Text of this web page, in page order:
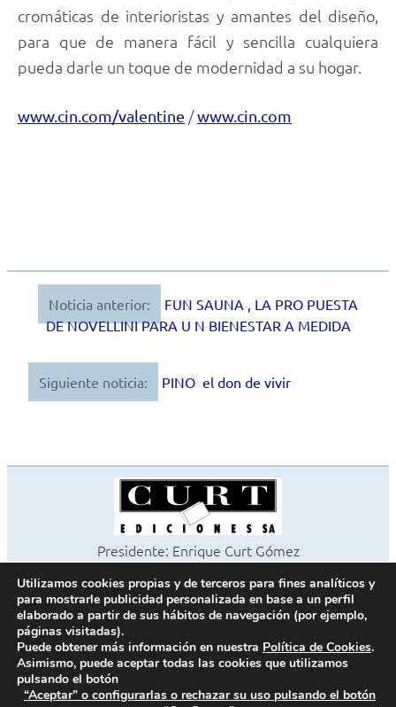
cromáticas de interioristas y amantes del diseño,
para que de manera fácil y sencilla cualquiera
pueda darle un toque de modernidad a su hogar.
www.cin.com/valentine /www.cin.com
Navegación
entradas
Noticia anterior:
FUN SAUNA , LA PRO PUESTA
DE NOVELLINI PARA U N BIENESTAR A MEDIDA
Siguiente noticia: PINO el don de vivir
Presidente: Enrique Curt Gómez
©2026 Revista Cocinas y Baños
Todos los derechos reservados
Paseo de Gracia, 63. 1º 2ª. 08008 Barcelona -
Fax 933 183 505
Utilizamos cookies propias y de terceros para fines analíticos y
para mostrarle publicidad personalizada en base a un perfil
elaborado a partir de sus hábitos de navegación (por ejemplo,
páginas visitadas).
Puede obtener más información en nuestra Política de Cookies.
Asimismo, puede aceptar todas las cookies que utilizamos
pulsando el botón
“Aceptar” o configurarlas o rechazar su uso pulsando el botón